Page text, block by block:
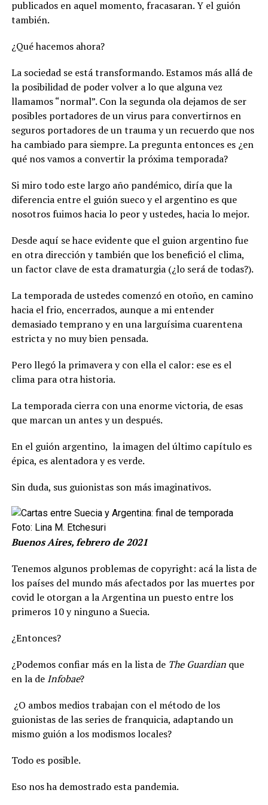
publicados en aquel momento, fracasaran. Y el guión
también.
¿Qué hacemos ahora?
La sociedad se está transformando. Estamos más allá de
la posibilidad de poder volver a lo que alguna vez
llamamos “normal”. Con la segunda ola dejamos de ser
posibles portadores de un virus para convertirnos en
seguros portadores de un trauma y un recuerdo que nos
ha cambiado para siempre. La pregunta entonces es ¿en
qué nos vamos a convertir la próxima temporada?
Si miro todo este largo año pandémico, diría que la
diferencia entre el guión sueco y el argentino es que
nosotros fuimos hacia lo peor y ustedes, hacia lo mejor.
Desde aquí se hace evidente que el guion argentino fue
en otra dirección y también que los benefició el clima,
un factor clave de esta dramaturgia (¿lo será de todas?).
La temporada de ustedes comenzó en otoño, en camino
hacia el frio, encerrados, aunque a mi entender
demasiado temprano y en una larguísima cuarentena
estricta y no muy bien pensada.
Pero llegó la primavera y con ella el calor: ese es el
clima para otra historia.
La temporada cierra con una enorme victoria, de esas
que marcan un antes y un después.
En el guión argentino, la imagen del último capítulo es
épica, es alentadora y es verde.
Sin duda, sus guionistas son más imaginativos.
Foto: Lina M. Etchesuri
Buenos Aires, febrero de 2021
Tenemos algunos problemas de copyright: acá la lista de
los países del mundo más afectados por las muertes por
covid le otorgan a la Argentina un puesto entre los
primeros 10 y ninguno a Suecia.
¿Entonces?
¿Podemos confiar más en la lista de The Guardianque
en la de Infobae?
¿O ambos medios trabajan con el método de los
guionistas de las series de franquicia, adaptando un
mismo guión a los modismos locales?
Todo es posible.
Eso nos ha demostrado esta pandemia.